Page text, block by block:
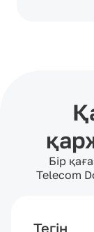
Бір
Telecom
Тегін